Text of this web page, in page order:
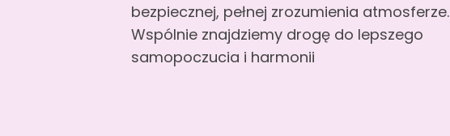
bezpiecznej, pełnej zrozumienia atmosferze.
Wspólnie znajdziemy drogę do lepszego
samopoczucia i harmonii